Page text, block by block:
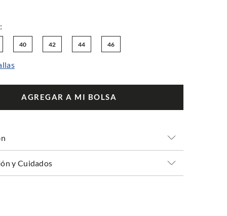
40 42 44 46
AGREGAR A MI BOLSA
y Cuidados